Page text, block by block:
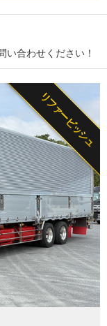
い合わせください！
リファービッシュ